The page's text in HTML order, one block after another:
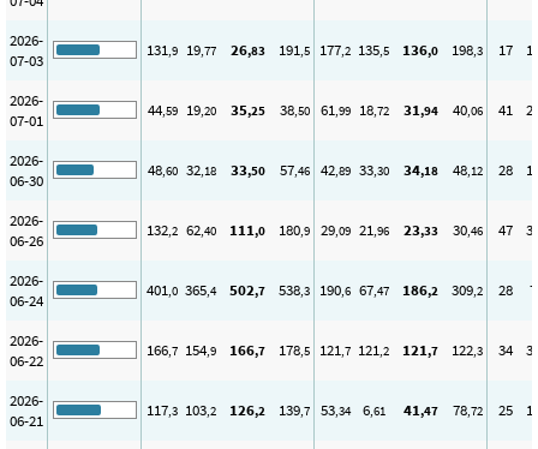
2026-
07-03
131,9 19,77 26,83 191,5 177,2 135,5 136,0 198,3 17
2026-
07-01
44,59 19,20 35,25 38,50 61,99 18,72 31,94 40,06 41
2026-
06-30
48,60 32,18 33,50 57,46 42,89 33,30 34,18 48,12 28
2026-
06-26
132,2 62,40 111,0 180,9 29,09 21,96 23,33 30,46 47
2026-
06-24
401,0 365,4 502,7 538,3 190,6 67,47 186,2 309,2 28 7
2026-
06-22
166,7 154,9 166,7 178,5 121,7 121,2 121,7 122,3 34
2026-
06-21
117,3 103,2 126,2 139,7 53,34 6,61 41,47 78,72 25